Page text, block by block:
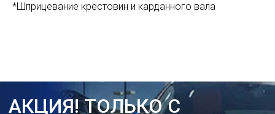
*Шприцевание крестовин и карданного вала